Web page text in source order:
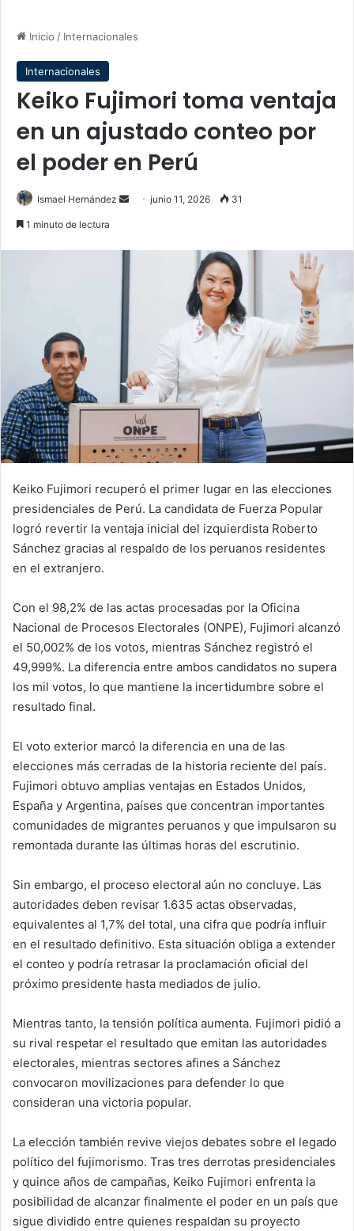
Inicio / Internacionales
Internacionales
Keiko Fujimori toma ventaja
en un ajustado conteo por
el poder en Perú
Ismael Hernández
Sendjunio 11, 2026 31
1 minuto de lectura
Keiko Fujimori recuperó el primer lugar en las elecciones
presidenciales de Perú. La candidata de Fuerza Popular
logró revertir la ventaja inicial del izquierdista Roberto
Sánchez gracias al respaldo de los peruanos residentes
en el extranjero.
Con el 98,2% de las actas procesadas por la Oficina
Nacional de Procesos Electorales (ONPE), Fujimori alcanzó
el 50,002% de los votos, mientras Sánchez registró el
49,999%. La diferencia entre ambos candidatos no supera
los mil votos, lo que mantiene la incertidumbre sobre el
resultado final.
El voto exterior marcó la diferencia en una de las
elecciones más cerradas de la historia reciente del país.
Fujimori obtuvo amplias ventajas en Estados Unidos,
España y Argentina, países que concentran importantes
comunidades de migrantes peruanos y que impulsaron su
remontada durante las últimas horas del escrutinio.
Sin embargo, el proceso electoral aún no concluye. Las
autoridades deben revisar 1.635 actas observadas,
equivalentes al 1,7% del total, una cifra que podría influir
en el resultado definitivo. Esta situación obliga a extender
el conteo y podría retrasar la proclamación oficial del
próximo presidente hasta mediados de julio.
Mientras tanto, la tensión política aumenta. Fujimori pidió a
su rival respetar el resultado que emitan las autoridades
electorales, mientras sectores afines a Sánchez
convocaron movilizaciones para defender lo que
consideran una victoria popular.
La elección también revive viejos debates sobre el legado
político del fujimorismo. Tras tres derrotas presidenciales
y quince años de campañas, Keiko Fujimori enfrenta la
posibilidad de alcanzar finalmente el poder en un país que
sigue dividido entre quienes respaldan su proyecto